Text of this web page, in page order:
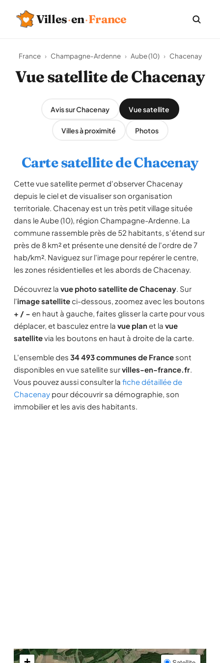
Villes·en·France
France › Champagne-Ardenne › Aube (10) › Chacenay
Vue satellite de Chacenay
Avis sur Chacenay Vue satellite
Villes à proximité Photos
Carte satellite de Chacenay
Cette vue satellite permet d'observer Chacenay
depuis le ciel et de visualiser son organisation
territoriale. Chacenay est un très petit village située
dans le Aube (10), région Champagne-Ardenne. La
commune rassemble près de 52 habitants, s'étend sur
près de 8 km² et présente une densité de l'ordre de 7
hab/km². Naviguez sur l'image pour repérer le centre,
les zones résidentielles et les abords de Chacenay.
Découvrez la vue photo satellite de Chacenay. Sur
l'image satelliteci-dessous, zoomez avec les boutons
+ / − en haut à gauche, faites glisser la carte pour vous
déplacer, et basculez entre la vue planet la vue
satellitevia les boutons en haut à droite de la carte.
L'ensemble des 34 493 communes de France sont
disponibles en vue satellite survilles-en-france.fr.
Vous pouvez aussi consulter la fiche détaillée de
Chacenay pour découvrir sa démographie, son
immobilier et les avis des habitants.